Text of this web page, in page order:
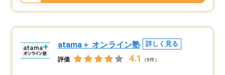
atama＋ オンライン塾 詳しく見る
評価 4.1 （9件）